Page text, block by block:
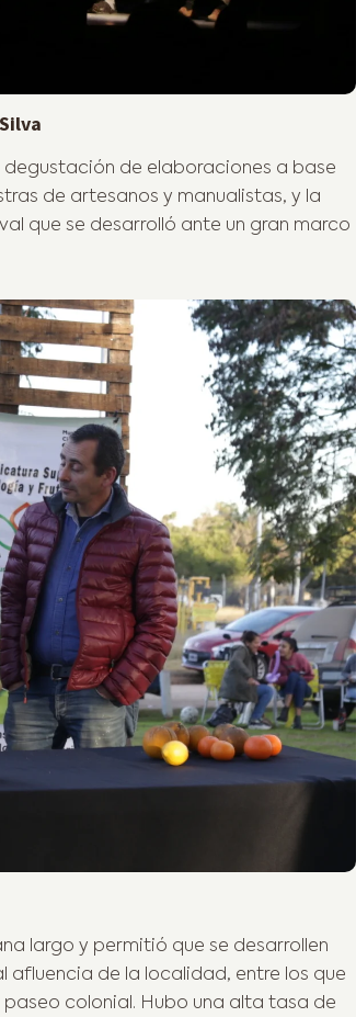
de elaboraciones a base
de artesanos y manualistas, y la
que se desarrolló ante un gran marco
largo y permitió que se desarrollen
de la localidad, entre los que
colonial. Hubo una alta tasa de